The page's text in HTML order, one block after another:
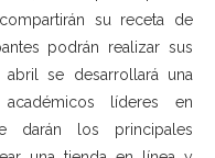
su receta de
podrán realizar sus
se desarrollará una
líderes en
darán los principales